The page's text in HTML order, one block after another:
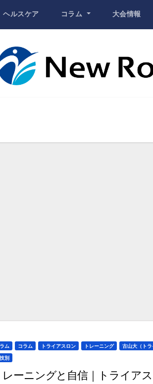
ヘルスケア コラム 大会情報
ム コラム トライアスロン トレーニング
古山大（トラ
別
レーニングと自信｜トライアス